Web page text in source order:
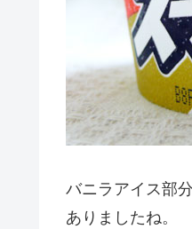
バニラアイス部
ありましたね。